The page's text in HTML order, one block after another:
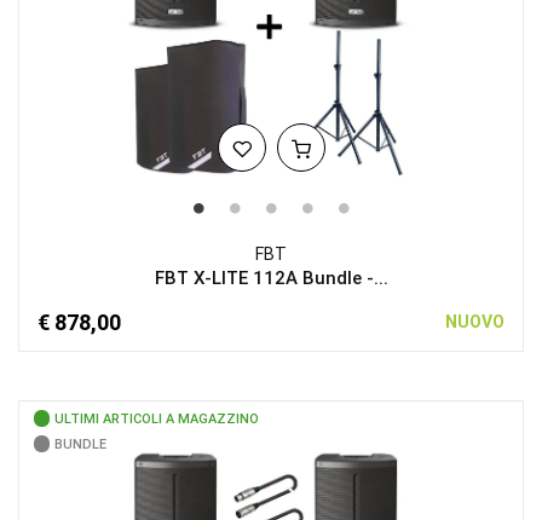
FBT
FBT X-LITE 112A Bundle -...
€ 878,00 NUOVO
ULTIMI ARTICOLI A MAGAZZINO
BUNDLE